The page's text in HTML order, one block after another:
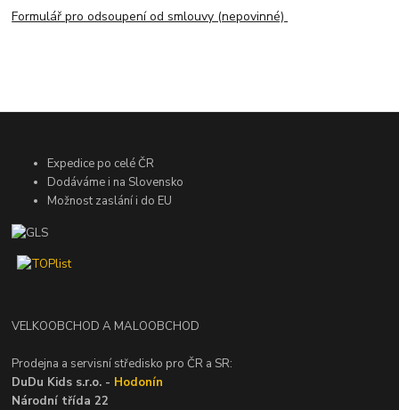
Formulář pro odsoupení od smlouvy (nepovinné)
Expedice po celé ČR
Dodáváme i na Slovensko
Možnost zaslání i do EU
VELKOOBCHOD A MALOOBCHOD
Prodejna a servisní středisko pro ČR a SR:
DuDu Kids s.r.o. - Hodonín
Národní třída 22